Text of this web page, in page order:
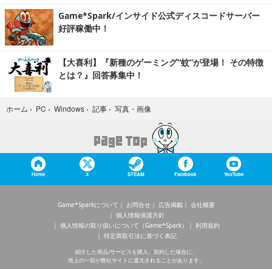
Game*Spark/インサイド公式ディスコードサーバー
好評稼働中！
【大喜利】『新種のゲーミング“蚊”が登場！ その特徴
とは？』回答募集中！
ホーム › PC › Windows › 記事 › 写真・画像
Home X STEAM Facebook YouTube
Game*Sparkについて お問合せ 広告掲載
会社概要
個人情報保護方針
個人情報の取り扱いについて（Game*Spark）
利用規約
特定商取引法に基づく表記
紹介した商品/サービスを購入、契約した場合に、
売上の一部が弊社サイトに還元されることがあります。